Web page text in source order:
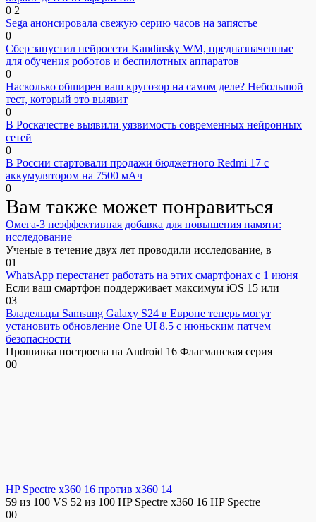
0 2
Sega анонсировала свежую серию часов на запястье
0
Сбер запустил нейросети Kandinsky WM, предназначенные
для обучения роботов и беспилотных аппаратов
0
Насколько обширен ваш кругозор на самом деле? Небольшой
тест, который это выявит
0
В Роскачестве выявили уязвимость современных нейронных
сетей
0
В России стартовали продажи бюджетного Redmi 17 с
аккумулятором на 7500 мАч
0
Вам также может понравиться
Омега-3 неэффективная добавка для повышения памяти:
исследование
Ученые в течение двух лет проводили исследование, в
01
WhatsApp перестанет работать на этих смартфонах c 1 июня
Если ваш смартфон поддерживает максимум iOS 15 или
03
Владельцы Samsung Galaxy S24 в Европе теперь могут
установить обновление One UI 8.5 с июньским патчем
безопасности
Прошивка построена на Android 16 Флагманская серия
00
HP Spectre x360 16 против x360 14
59 из 100 VS 52 из 100 HP Spectre x360 16 HP Spectre
00